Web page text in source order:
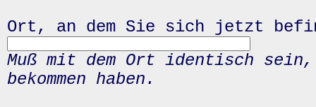
Ort, an dem Sie sich jetzt
Muß mit dem Ort identisch
bekommen haben.